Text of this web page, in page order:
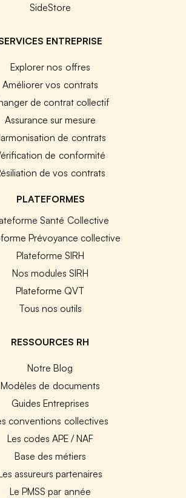
SideStore
ENTREPRISE
Explorer nos offres
Améliorer vos contrats
de contrat collectif
Assurance sur mesure
de contrats
de conformité
de vos contrats
PLATEFORMES
Santé Collective
Prévoyance collective
Plateforme SIRH
Nos modules SIRH
Plateforme QVT
Tous nos outils
RESSOURCES RH
Notre Blog
Modèles de documents
Guides Entreprises
conventions collectives
Les codes APE / NAF
Base des métiers
assureurs partenaires
Le PMSS par année